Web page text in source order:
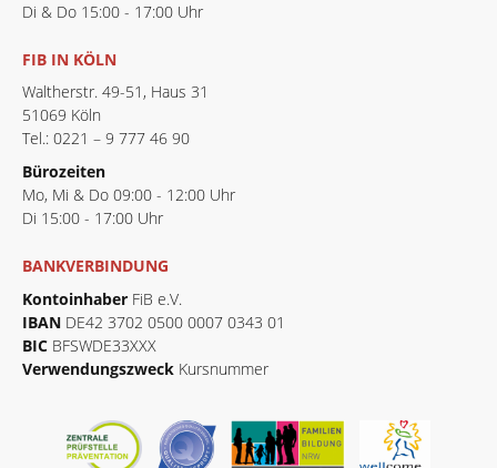
Di & Do 15:00 - 17:00 Uhr
FIB IN KÖLN
Waltherstr. 49-51, Haus 31
51069 Köln
Tel.: 0221 – 9 777 46 90
Bürozeiten
Mo, Mi & Do 09:00 - 12:00 Uhr
Di 15:00 - 17:00 Uhr
BANKVERBINDUNG
Kontoinhaber FiB e.V.
IBAN DE42 3702 0500 0007 0343 01
BIC BFSWDE33XXX
Verwendungszweck Kursnummer